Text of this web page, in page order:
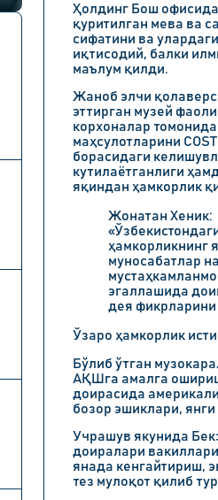
Ҳолдинг Бош
қуритилган мева ва
сифатини ва
иқтисодий, балки
маълум қилди.
Жаноб элчи
эттирган музей
корхоналар
маҳсулотларини
борасидаги
кутилаётганлиги
яқиндан ҳамкорлик
Жонатан Хеник:
ҳамкорликнинг
муносабатлар
эгаллашида
дея
Ўзаро ҳамкорлик
Бўлиб ўтган
АҚШга амалга
доирасида
бозор эшиклари,
Учрашув якунида
доиралари
янада кенгайтириш,
тез мулоқот қилиб